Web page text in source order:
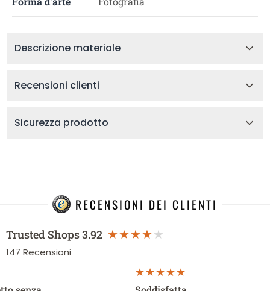
Descrizione materiale
Recensioni clienti
Sicurezza prodotto
RECENSIONI DEI CLIENTI
Trusted Shops3.92
147 Recensioni